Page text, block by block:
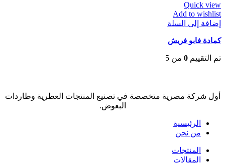
Quick view
Add to wishlist
إضافة إلى السلة
كمادة فابو فريش
تم التقييم 0 من 5
أول شركة مصرية متخصصة في تصنيع المنتجات العطرية وطاردات
البعوض.
الرئيسية
من نحن
المنتجات
المقالات